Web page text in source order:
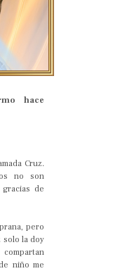
hace
Cruz.
no son
de
pero
solo la doy
niño me